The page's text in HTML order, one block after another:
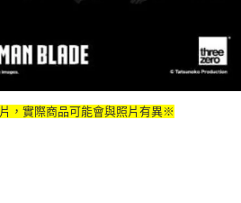
，實際商品可能會與照片有異※